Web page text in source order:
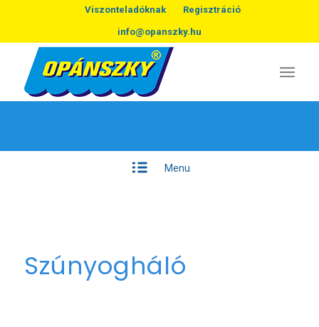
Viszonteladóknak Regisztráció
info@opanszky.hu
Menu
Szúnyogháló